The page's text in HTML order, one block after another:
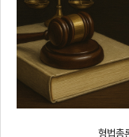
범,
간
접
형법총